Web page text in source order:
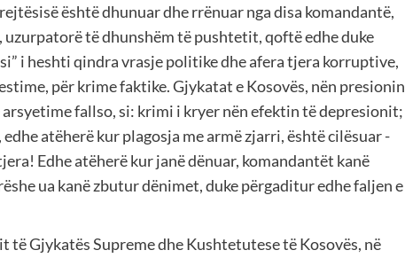
është dhunuar dhe rrënuar nga disa komandantë,
të dhunshëm të pushtetit, qoftë edhe duke
i heshti qindra vrasje politike dhe afera tjera korruptive,
për krime faktike. Gjykatat e Kosovës, nën presionin
fallso, si: krimi i kryer nën efektin të depresionit;
atëherë kur plagosja me armë zjarri, është cilësuar -
Edhe atëherë kur janë dënuar, komandantët kanë
ua kanë zbutur dënimet, duke përgaditur edhe faljen e
Gjykatës Supreme dhe Kushtetutese të Kosovës, në